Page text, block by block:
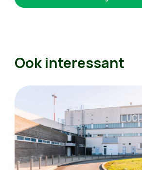
Ook interessant